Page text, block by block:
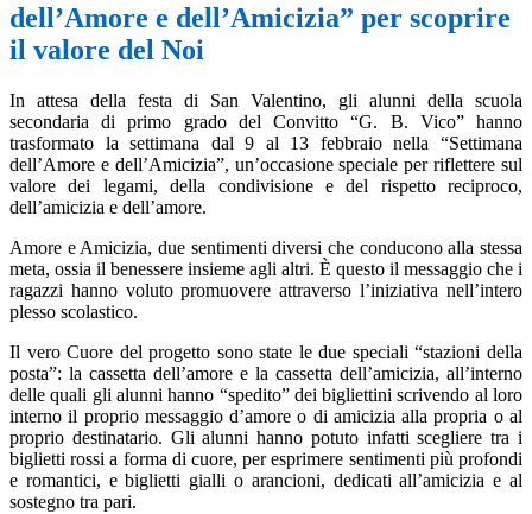
dell’Amore e dell’Amicizia” per scoprire
il valore del Noi
In attesa della festa di San Valentino, gli alunni della scuola
secondaria di primo grado del Convitto “G. B. Vico” hanno
trasformato la settimana dal 9 al 13 febbraio nella “Settimana
dell’Amore e dell’Amicizia”, un’occasione speciale per riflettere sul
valore dei legami, della condivisione e del rispetto reciproco,
dell’amicizia e dell’amore.
Amore e Amicizia, due sentimenti diversi che conducono alla stessa
meta, ossia il benessere insieme agli altri. È questo il messaggio che i
ragazzi hanno voluto promuovere attraverso l’iniziativa nell’intero
plesso scolastico.
Il vero Cuore del progetto sono state le due speciali “stazioni della
posta”: la cassetta dell’amore e la cassetta dell’amicizia, all’interno
delle quali gli alunni hanno “spedito” dei bigliettini scrivendo al loro
interno il proprio messaggio d’amore o di amicizia alla propria o al
proprio destinatario. Gli alunni hanno potuto infatti scegliere tra i
biglietti rossi a forma di cuore, per esprimere sentimenti più profondi
e romantici, e biglietti gialli o arancioni, dedicati all’amicizia e al
sostegno tra pari.